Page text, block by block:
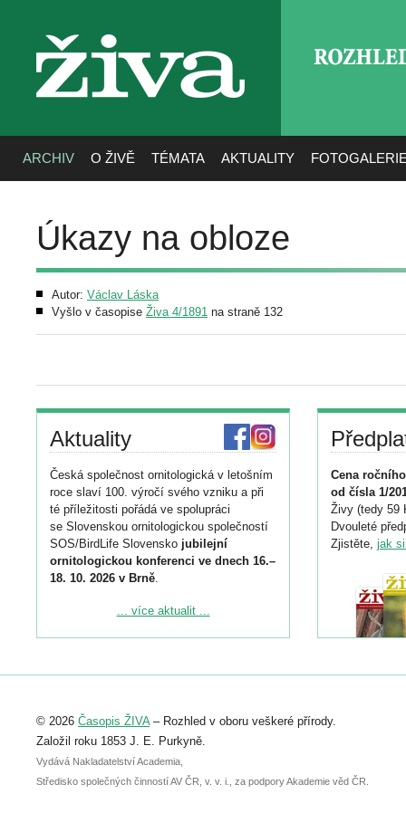
živa
ARCHIV O ŽIVĚ TÉMATA AKTUALITY
Úkazy na obloze
Autor: Václav Láska
Vyšlo v časopise Živa 4/1891 na straně 132
Aktuality
Česká společnost ornitologická v letošním
roce slaví 100. výročí svého vzniku a při
té příležitosti pořádá ve spolupráci
se Slovenskou ornitologickou společností
SOS/BirdLife Slovensko jubilejní
ornitologickou konferenci ve dnech 16.–
18. 10. 2026 v Brně.
Podrobnější informace ke konferenci
Registrovat se můžete do 6. září.
abstraktu přihlášené přednášky nebo
posteru je už 30. června.
... více aktualit ...
Cena
od čísla 1/
Živy (tedy 59
Dvouleté
Zjistěte, jak
© 2026 Časopis ŽIVA– Rozhled v oboru veškeré přírody.
Založil roku 1853 J. E. Purkyně.
Vydává Nakladatelství Academia,
Středisko společných činností AV ČR, v. v. i., za podpory Akademie věd ČR.